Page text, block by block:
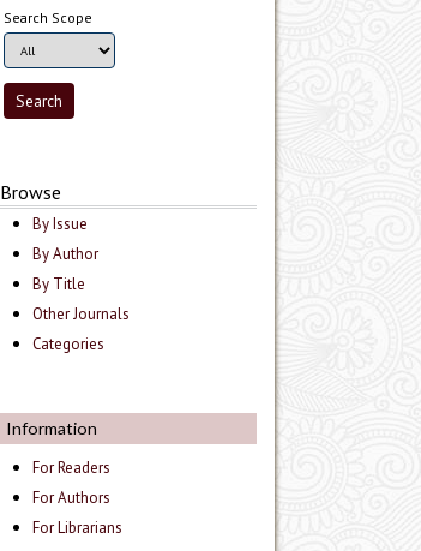
Search Scope
Browse
By Issue
By Author
By Title
Other Journals
Categories
Information
For Readers
For Authors
For Librarians